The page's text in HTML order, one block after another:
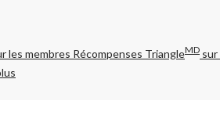
les membres Récompenses TriangleMD sur